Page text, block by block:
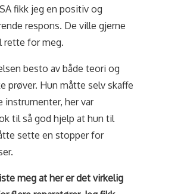
fikk jeg en positiv og
respons. De ville gjerne
rette for meg.
besto av både teori og
prøver. Hun måtte selv skaffe
instrumenter, her var
til så god hjelp at hun til
sette en stopper for
meg at her er det virkelig